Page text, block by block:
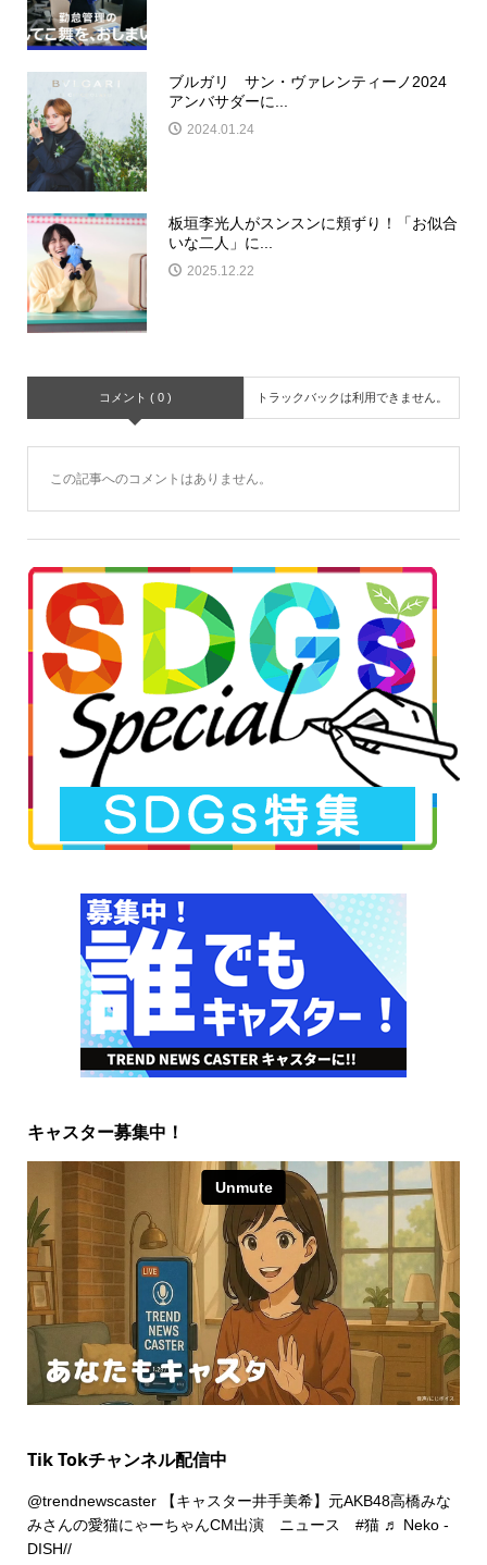
ブルガリ サン・ヴァレンティーノ2024
アンバサダーに...
2024.01.24
板垣李光人がスンスンに頬ずり！「お似合
いな二人」に...
2025.12.22
コメント ( 0 ) トラックバックは利用できません。
この記事へのコメントはありません。
キャスター募集中！
Tik Tokチャンネル配信中
@trendnewscaster【キャスター井手美希】元AKB48高橋みな
みさんの愛猫にゃーちゃんCM出演 ニュース #猫 ♬ Neko -
DISH//